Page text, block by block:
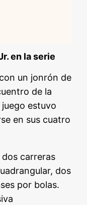
en la serie
un jonrón de
de la
estuvo
en sus cuatro
carreras
dos
por bolas.